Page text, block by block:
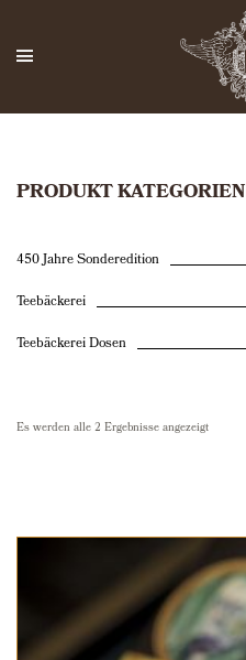
PRODUKT KATEGORIEN
450 Jahre Sonderedition
Teebäckerei
Teebäckerei Dosen
Es werden alle 2 Ergebnisse angezeigt